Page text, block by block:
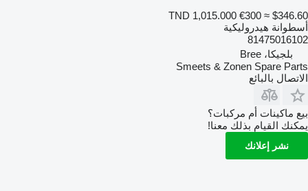
TND 1,015.000 €300 ≈ $346.60
أسطوانة هيدروليكية
81475016102
بلجيكا، Bree
Smeets & Zonen Spare Parts
الاتصال بالبائع
بيع ماكينات أم مركبات؟
يمكنك القيام بذلك معنا!
نشر إعلانك